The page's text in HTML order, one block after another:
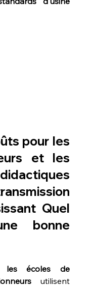
pour les
et les
Quel
bonne
les écoles de
utilisent